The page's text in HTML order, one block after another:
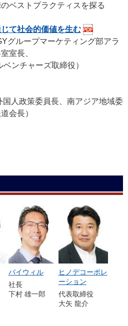
ベストプラクティスを探る
て社会的価値を生む
グループマーケティング部アラ
室長、
ベンチャーズ取締役）
国人政策委員長、南アジア地域委
会長）
バイウィル
社長
下村 雄一郎
ヒノデコーポレ
ーション
代表取締役
大矢 龍介